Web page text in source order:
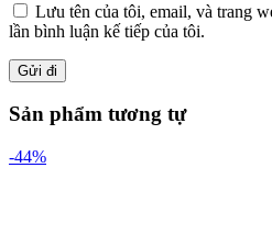
Lưu tên của tôi, email, và trang
lần bình luận kế tiếp của tôi.
Sản phẩm tương tự
-44%